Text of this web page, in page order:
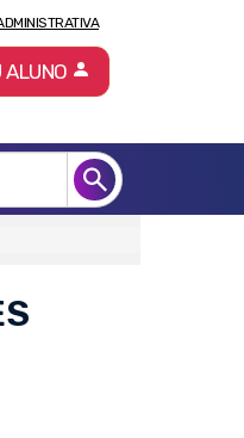
ALUNO